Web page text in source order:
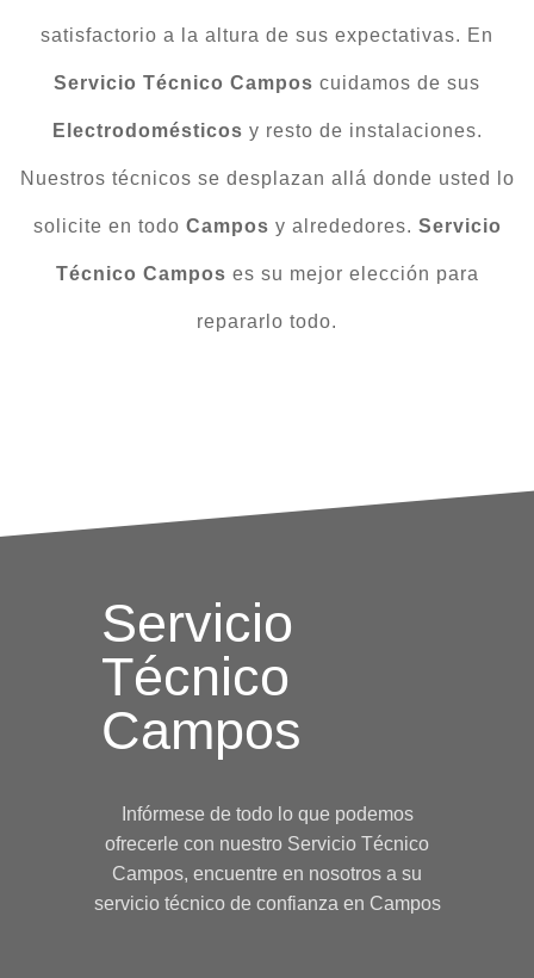
satisfactorio a la altura de sus expectativas. En
Servicio Técnico Campos cuidamos de sus
Electrodomésticos y resto de instalaciones.
Nuestros técnicos se desplazan allá donde usted lo
solicite en todo Campos y alrededores. Servicio
Técnico Campos es su mejor elección para
repararlo todo.
Servicio
Técnico
Campos
Infórmese de todo lo que podemos
ofrecerle con nuestro Servicio Técnico
Campos, encuentre en nosotros a su
servicio técnico de confianza en Campos